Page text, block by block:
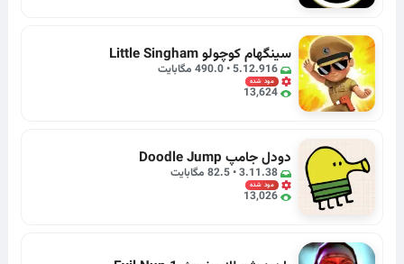
سینگهام کوچولو Little Singham
5.12.916 • 490.0 مگابایت
مود شده
13,624
دودل جامپ Doodle Jump
3.11.38 • 82.5 مگابایت
مود شده
13,026